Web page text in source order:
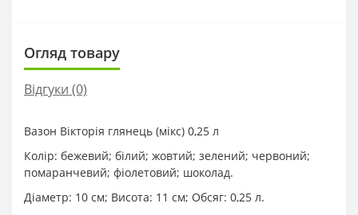
Огляд товару
Відгуки (0)
Вазон Вікторія глянець (мікс) 0,25 л
Колір: бежевий; білий; жовтий; зелений; червоний;
помаранчевий; фіолетовий; шоколад.
Діаметр: 10 см; Висота: 11 см; Обсяг: 0,25 л.